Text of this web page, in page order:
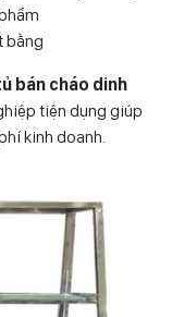
bằng
bán cháo dinh
tiện dụng giúp
kinh doanh.